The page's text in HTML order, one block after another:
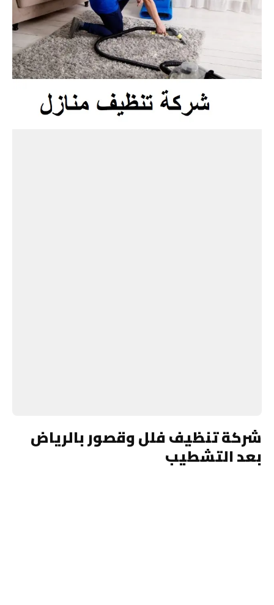
شركة تنظيف فلل وقصور بالرياض
بعد التشطيب